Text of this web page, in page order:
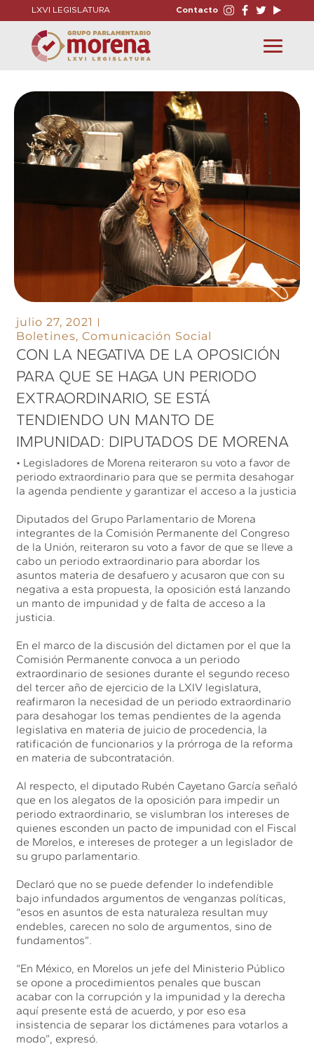
LXVI LEGISLATURA Contacto
Toggle
navigation
julio 27, 2021
Boletines,Comunicación Social
CON LA NEGATIVA DE LA OPOSICIÓN
PARA QUE SE HAGA UN PERIODO
EXTRAORDINARIO, SE ESTÁ
TENDIENDO UN MANTO DE
IMPUNIDAD: DIPUTADOS DE MORENA
• Legisladores de Morena reiteraron su voto a favor de
periodo extraordinario para que se permita desahogar
la agenda pendiente y garantizar el acceso a la justicia
Diputados del Grupo Parlamentario de Morena
integrantes de la Comisión Permanente del Congreso
de la Unión, reiteraron su voto a favor de que se lleve a
cabo un periodo extraordinario para abordar los
asuntos materia de desafuero y acusaron que con su
negativa a esta propuesta, la oposición está lanzando
un manto de impunidad y de falta de acceso a la
justicia.
En el marco de la discusión del dictamen por el que la
Comisión Permanente convoca a un periodo
extraordinario de sesiones durante el segundo receso
del tercer año de ejercicio de la LXIV legislatura,
reafirmaron la necesidad de un periodo extraordinario
para desahogar los temas pendientes de la agenda
legislativa en materia de juicio de procedencia, la
ratificación de funcionarios y la prórroga de la reforma
en materia de subcontratación.
Al respecto, el diputado Rubén Cayetano García señaló
que en los alegatos de la oposición para impedir un
periodo extraordinario, se vislumbran los intereses de
quienes esconden un pacto de impunidad con el Fiscal
de Morelos, e intereses de proteger a un legislador de
su grupo parlamentario.
Declaró que no se puede defender lo indefendible
bajo infundados argumentos de venganzas políticas,
“esos en asuntos de esta naturaleza resultan muy
endebles, carecen no solo de argumentos, sino de
fundamentos”.
“En México, en Morelos un jefe del Ministerio Público
se opone a procedimientos penales que buscan
acabar con la corrupción y la impunidad y la derecha
aquí presente está de acuerdo, y por eso esa
insistencia de separar los dictámenes para votarlos a
modo”, expresó.